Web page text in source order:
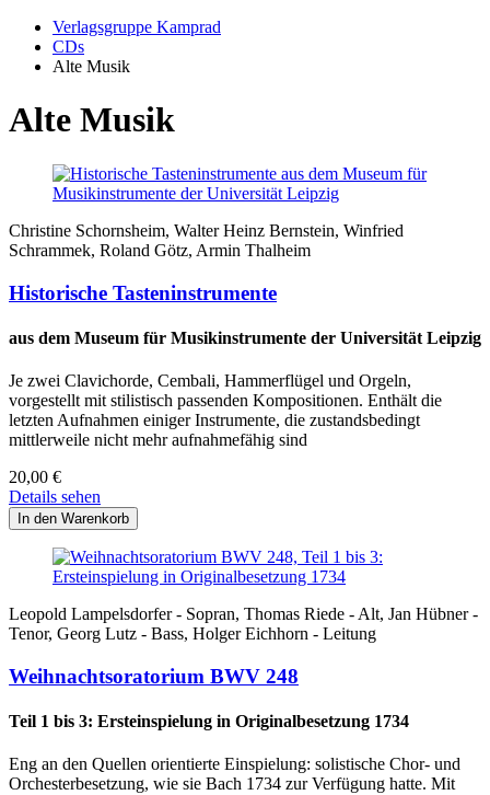
Verlagsgruppe Kamprad
CDs
Alte Musik
Alte Musik
Christine Schornsheim, Walter Heinz Bernstein, Winfried
Schrammek, Roland Götz, Armin Thalheim
Historische Tasteninstrumente
aus dem Museum für Musikinstrumente der Universität Leipzig
Je zwei Clavichorde, Cembali, Hammerflügel und Orgeln,
vorgestellt mit stilistisch passenden Kompositionen. Enthält die
letzten Aufnahmen einiger Instrumente, die zustandsbedingt
mittlerweile nicht mehr aufnahmefähig sind
20,00 €
Details sehen
Leopold Lampelsdorfer - Sopran, Thomas Riede - Alt, Jan Hübner -
Tenor, Georg Lutz - Bass, Holger Eichhorn - Leitung
Weihnachtsoratorium BWV 248
Teil 1 bis 3: Ersteinspielung in Originalbesetzung 1734
Eng an den Quellen orientierte Einspielung: solistische Chor- und
Orchesterbesetzung, wie sie Bach 1734 zur Verfügung hatte. Mit